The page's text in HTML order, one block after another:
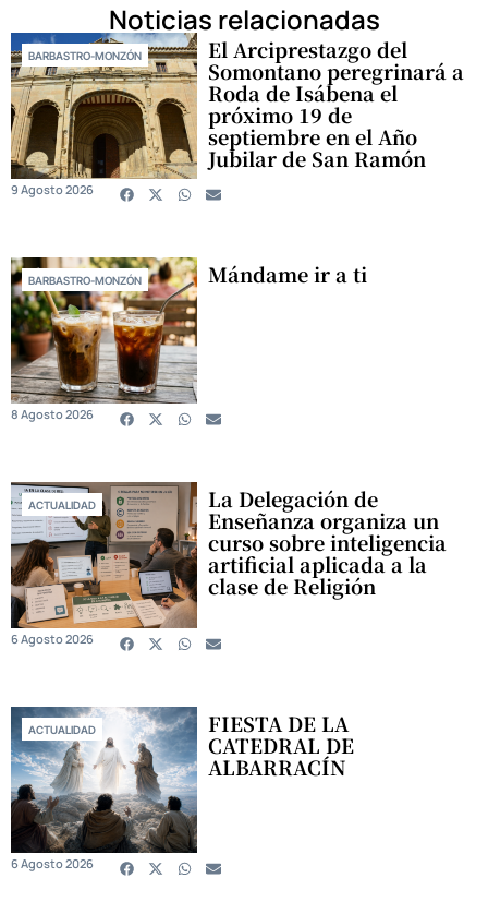
Noticias relacionadas
BARBASTRO-MONZÓN El Arciprestazgo del
Somontano peregrinará a
Roda de Isábena el
próximo 19 de
septiembre en el Año
Jubilar de San Ramón
9 Agosto 2026
BARBASTRO-MONZÓN Mándame ir a ti
8 Agosto 2026
ACTUALIDAD La Delegación de
Enseñanza organiza un
curso sobre inteligencia
artificial aplicada a la
clase de Religión
6 Agosto 2026
ACTUALIDAD FIESTA DE LA
CATEDRAL DE
ALBARRACÍN
6 Agosto 2026